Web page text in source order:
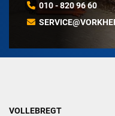
010 - 820 96 60
VOLLEBREGT